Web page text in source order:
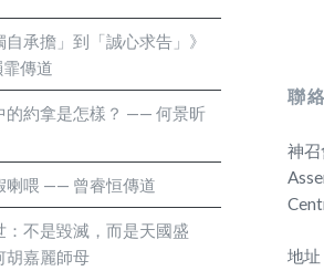
自承擔」到「誠心求告」》
傳道
的約拿是怎樣？ —— 何景昕
喇喂 —— 曾睿恒傳道
：不是毀滅，而是天國盛
嘉麗師母
聯
神
地